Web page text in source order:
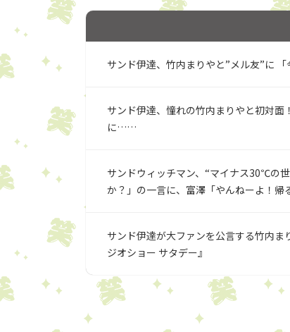
サンド伊達、竹内まりやと”メル友”に
サンド伊達、憧れの竹内まりやと初対
に……
サンドウィッチマン、“マイナス30℃の
か？」の一言に、富澤「やんねーよ！帰
サンド伊達が大ファンを公言する竹内
ジオショー サタデー』